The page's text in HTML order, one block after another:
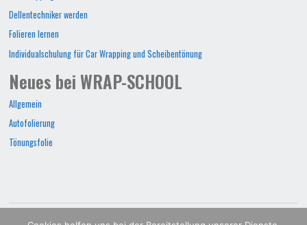
Dellentechniker werden
Folieren lernen
Individualschulung für Car Wrapping und Scheibentönung
Neues bei WRAP-SCHOOL
Allgemein
Autofolierung
Tönungsfolie